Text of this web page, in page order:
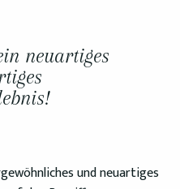
neuartiges
und neuartiges